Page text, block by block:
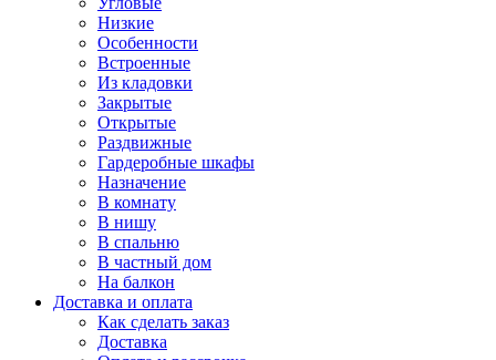
Низкие
Особенности
Встроенные
Из кладовки
Закрытые
Открытые
Раздвижные
Гардеробные шкафы
Назначение
В комнату
В нишу
В спальню
В частный дом
На балкон
Доставка и оплата
Как сделать заказ
Доставка